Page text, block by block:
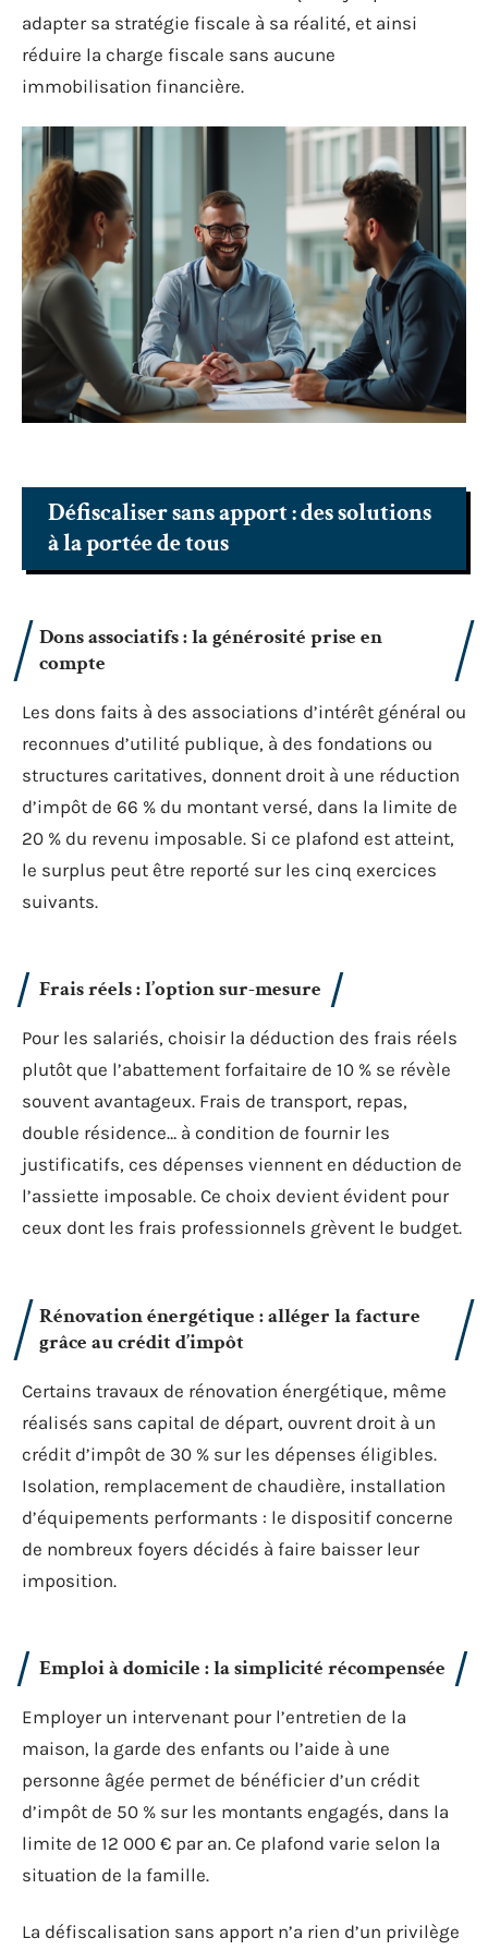
adapter sa stratégie fiscale à sa réalité, et ainsi
réduire la charge fiscale sans aucune
immobilisation financière.
Défiscaliser sans apport : des solutions
à la portée de tous
Dons associatifs : la générosité prise en
compte
Les dons faits à des associations d’intérêt général ou
reconnues d’utilité publique, à des fondations ou
structures caritatives, donnent droit à une réduction
d’impôt de 66 % du montant versé, dans la limite de
20 % du revenu imposable. Si ce plafond est atteint,
le surplus peut être reporté sur les cinq exercices
suivants.
Frais réels : l’option sur-mesure
Pour les salariés, choisir la déduction des frais réels
plutôt que l’abattement forfaitaire de 10 % se révèle
souvent avantageux. Frais de transport, repas,
double résidence… à condition de fournir les
justificatifs, ces dépenses viennent en déduction de
l’assiette imposable. Ce choix devient évident pour
ceux dont les frais professionnels grèvent le budget.
Rénovation énergétique : alléger la facture
grâce au crédit d’impôt
Certains travaux de rénovation énergétique, même
réalisés sans capital de départ, ouvrent droit à un
crédit d’impôt de 30 % sur les dépenses éligibles.
Isolation, remplacement de chaudière, installation
d’équipements performants : le dispositif concerne
de nombreux foyers décidés à faire baisser leur
imposition.
Emploi à domicile : la simplicité récompensée
Employer un intervenant pour l’entretien de la
maison, la garde des enfants ou l’aide à une
personne âgée permet de bénéficier d’un crédit
d’impôt de 50 % sur les montants engagés, dans la
limite de 12 000 € par an. Ce plafond varie selon la
situation de la famille.
La défiscalisation sans apport n’a rien d’un privilège